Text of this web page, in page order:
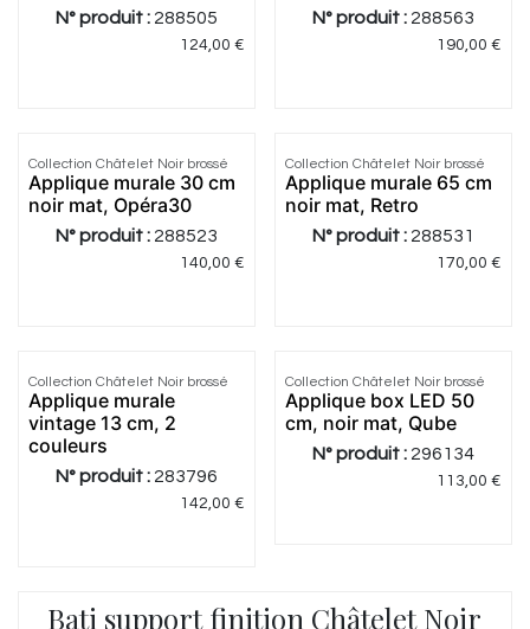
N° produit : 288505
124,00 €
N° produit : 288563
190,00 €
Collection Châtelet Noir brossé
Applique murale 30 cm
noir mat, Opéra30
N° produit : 288523
140,00 €
Collection Châtelet Noir brossé
Applique murale 65 cm
noir mat, Retro
N° produit : 288531
170,00 €
Collection Châtelet Noir brossé
Applique murale
vintage 13 cm, 2
couleurs
N° produit : 283796
142,00 €
Collection Châtelet Noir brossé
Applique box LED 50
cm, noir mat, Qube
N° produit : 296134
113,00 €
Bati support finition Châtelet Noir